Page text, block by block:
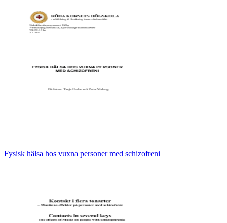
Fysisk hälsa hos vuxna personer med schizofreni